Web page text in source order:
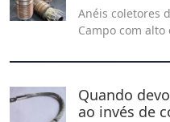
Anéis coletores
Campo com
robustas para
Quando
ao invés de